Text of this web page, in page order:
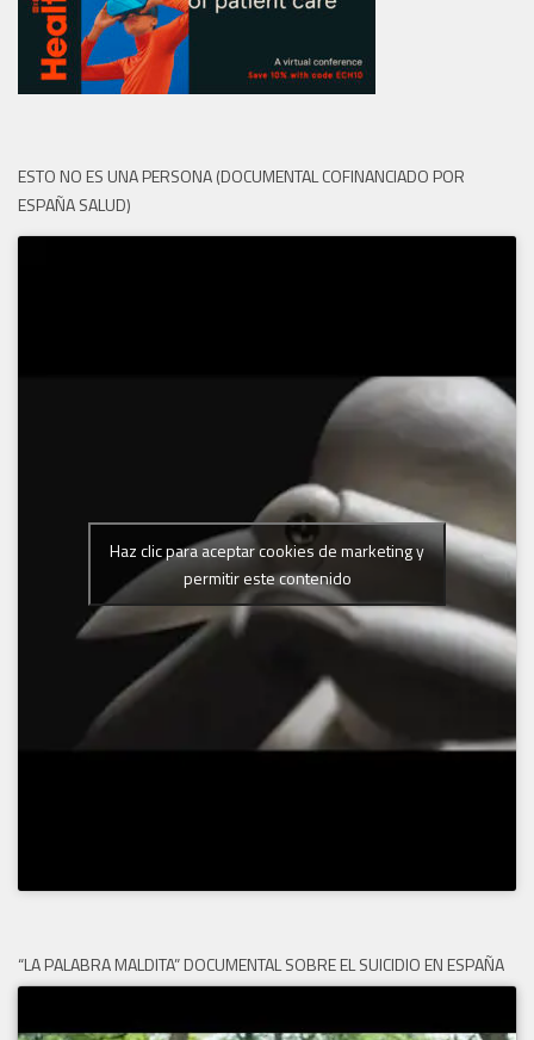
ESTO NO ES UNA PERSONA (DOCUMENTAL COFINANCIADO POR
ESPAÑA SALUD)
Haz clic para aceptar cookies de marketing y
permitir este contenido
“LA PALABRA MALDITA” DOCUMENTAL SOBRE EL SUICIDIO EN ESPAÑA